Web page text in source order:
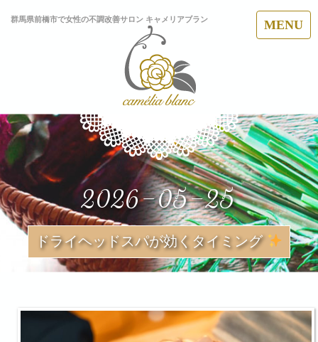
群馬県前橋市で女性の不調改善サロン キャメリアブラン MENU
2026-05-25
ドライヘッドスパが効くタイミング